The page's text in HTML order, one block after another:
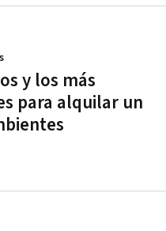
y los más
para alquilar un